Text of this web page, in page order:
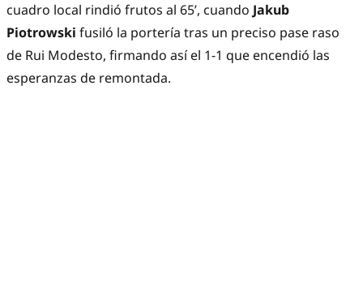
cuadro local rindió frutos al 65’, cuando Jakub
Piotrowski fusiló la portería tras un preciso pase raso
de Rui Modesto, firmando así el 1-1 que encendió las
esperanzas de remontada.